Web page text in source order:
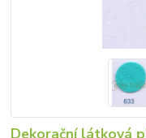
Dekorační látková